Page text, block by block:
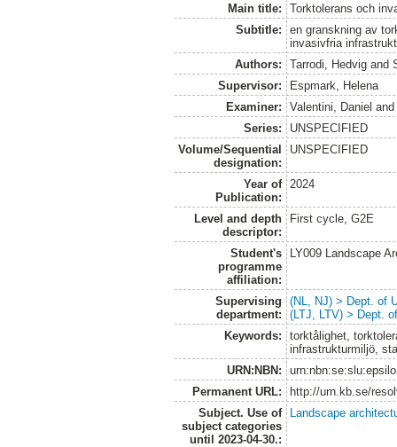
Main title:
Torktolerans och
Subtitle:
en granskning av
invasivfria
Authors:
Tarrodi, Hedvig and
Supervisor:
Espmark, Helena
Examiner:
Valentini, Daniel
Series:
UNSPECIFIED
Volume/Sequential
designation:
UNSPECIFIED
Year of
Publication:
2024
Level and depth
descriptor:
First cycle, G2E
Student's
programme
affiliation:
LY009 Landscape
Supervising
department:
(NL, NJ) > Dept. of
(LTJ, LTV) > Dept.
Keywords:
torktålighet,
infrastrukturmiljö,
URN:NBN:
Permanent URL:
http://urn.kb.se/
Subject. Use of
subject categories
until 2023-04-30.:
Landscape